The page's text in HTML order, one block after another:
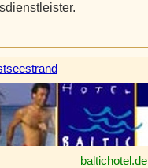
baltichotel.de